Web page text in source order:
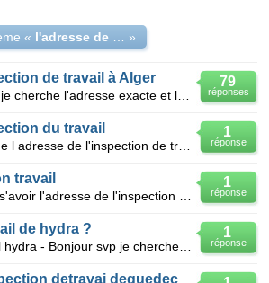
« »
79
réponses
de travail à Alger
1
réponse
du travail
1
réponse
travail
1
réponse
de hydra ?